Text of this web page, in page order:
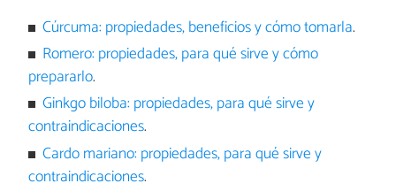
Cúrcuma: propiedades, beneficios y cómo tomarla.
Romero: propiedades, para qué sirve y cómo
prepararlo.
Ginkgo biloba: propiedades, para qué sirve y
contraindicaciones.
Cardo mariano: propiedades, para qué sirve y
contraindicaciones.